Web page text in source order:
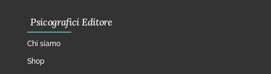
Psicografici Editore
Chi siamo
Shop